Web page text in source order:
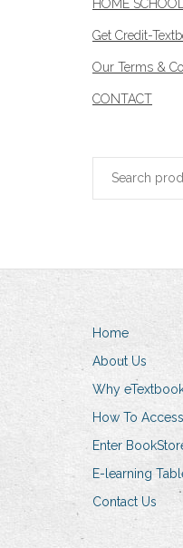
HOME
Get Credit-
Our Terms &
CONTACT
Search
Home
About Us
Why
How To
Enter
E-learning
Contact Us